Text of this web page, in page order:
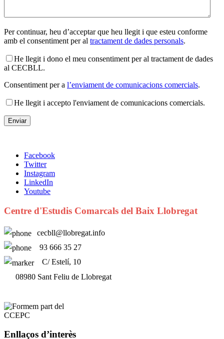
Per continuar, heu d’acceptar que heu llegit i que esteu conforme
amb el consentiment per al tractament de dades personals.
He llegit i dono el meu consentiment per al tractament de dades
al CECBLL.
Consentiment per a l’enviament de comunicacions comercials.
He llegit i accepto l'enviament de comunicacions comercials.
Facebook
Twitter
Instagram
LinkedIn
Youtube
Centre d'Estudis Comarcals del Baix Llobregat
cecbll@llobregat.info
93 666 35 27
C/ Estelí, 10
08980 Sant Feliu de Llobregat
Enllaços d’interès